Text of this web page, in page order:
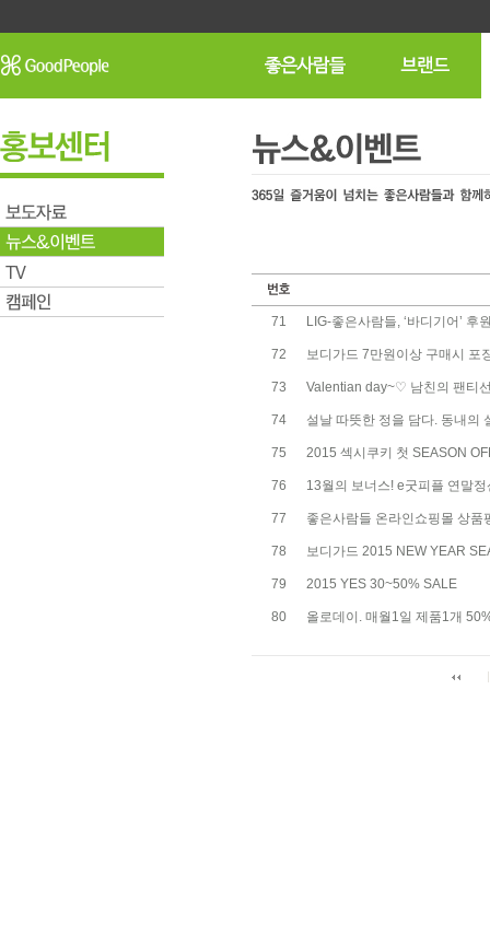
71 LIG-좋은사람들, ‘바디기어’ 후
72 보디가드 7만원이상 구매시 포
73 Valentian day~♡ 남친의 팬티
74 설날 따뜻한 정을 담다. 동내의
75 2015 섹시쿠키 첫 SEASON
76 13월의 보너스! e굿피플 연말정
77 좋은사람들 온라인쇼핑몰 상품
78 보디가드 2015 NEW YEAR
79 2015 YES 30~50% SALE
80 올로데이. 매월1일 제품1개